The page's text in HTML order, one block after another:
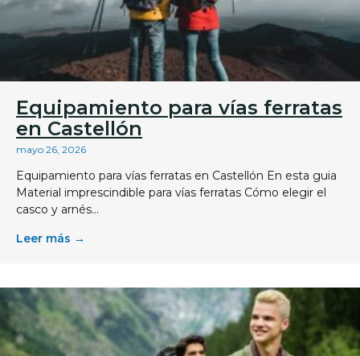
Equipamiento para vías ferratas
en Castellón
mayo 26, 2026
Equipamiento para vías ferratas en Castellón En esta guia
Material imprescindible para vías ferratas Cómo elegir el
casco y arnés...
Leer más →